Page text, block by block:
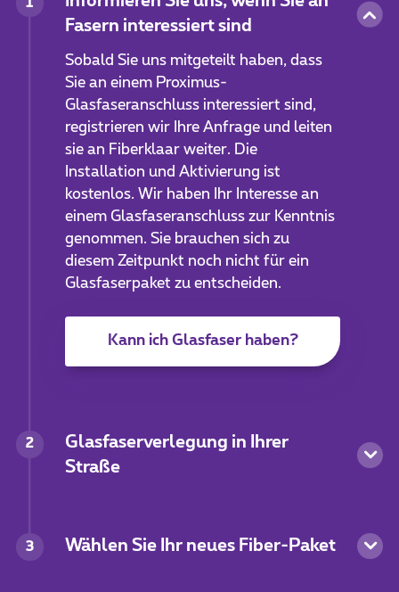
1
Fasern interessiert sind
Sobald Sie uns mitgeteilt haben, dass
Sie an einem Proximus-
Glasfaseranschluss interessiert sind,
registrieren wir Ihre Anfrage und leiten
sie an Fiberklaar weiter. Die
Installation und Aktivierung ist
kostenlos. Wir haben Ihr Interesse an
einem Glasfaseranschluss zur Kenntnis
genommen. Sie brauchen sich zu
diesem Zeitpunkt noch nicht für ein
Glasfaserpaket zu entscheiden.
Kann ich Glasfaser haben?
2
Glasfaserverlegung in Ihrer
Straße
3 Wählen Sie Ihr neues Fiber-Paket